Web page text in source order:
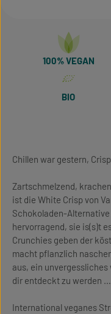
100% VEGAN
BIO
Chillen war gestern,
Zartschmelzend,
ist die White Crisp von
Schokoladen-
hervorragend, sie is(s)t
Crunchies geben der
macht pflanzlich
aus, ein
dir entdeckt zu werden …
International veganes